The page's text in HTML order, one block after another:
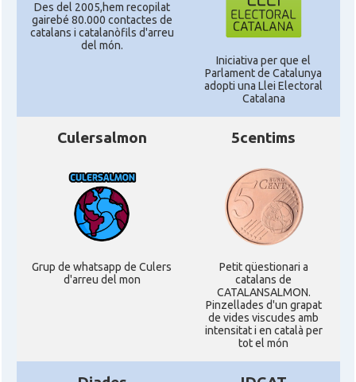
Des del 2005,hem recopilat
gairebé 80.000 contactes de
catalans i catalanòfils d'arreu
del món.
Iniciativa per que el
Parlament de Catalunya
adopti una Llei Electoral
Catalana
Culersalmon
Grup de whatsapp de Culers
d'arreu del mon
5centims
Petit qüestionari a
catalans de
CATALANSALMON.
Pinzellades d'un grapat
de vides viscudes amb
intensitat i en català per
tot el món